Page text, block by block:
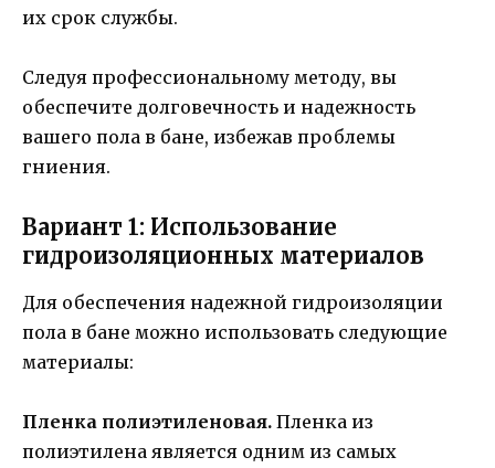
их срок службы.
Следуя профессиональному методу, вы
обеспечите долговечность и надежность
вашего пола в бане, избежав проблемы
гниения.
Вариант 1: Использование
гидроизоляционных материалов
Для обеспечения надежной гидроизоляции
пола в бане можно использовать следующие
материалы:
Пленка полиэтиленовая. Пленка из
полиэтилена является одним из самых